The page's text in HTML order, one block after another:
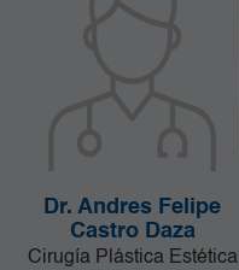
Dr. Andres Felipe
Castro Daza
Cirugía Plástica Estética